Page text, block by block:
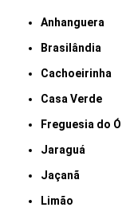
Anhanguera
Brasilândia
Cachoeirinha
Casa Verde
Freguesia do Ó
Jaraguá
Jaçanã
Limão